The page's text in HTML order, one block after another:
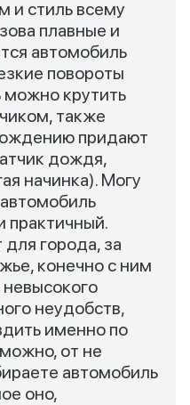
и стиль всему
плавные и
автомобиль
повороты
можно крутить
также
придают
дождя,
начинка). Могу
автомобиль
города, за
конечно с ним
неудобств,
именно по
от не
автомобиль
оно,